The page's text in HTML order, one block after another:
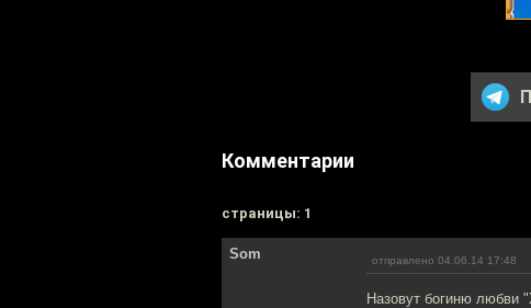
Комментарии
cтраницы: 1
Som отправлено 04.06.14 17:48
Назовут богиню любви